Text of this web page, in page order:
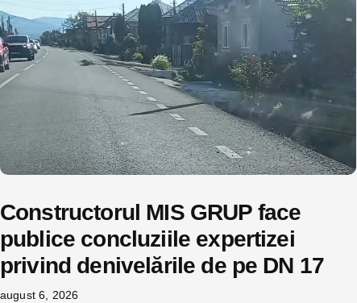
Constructorul MIS GRUP face
publice concluziile expertizei
privind denivelările de pe DN 17
august 6, 2026